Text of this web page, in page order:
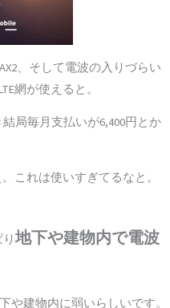
、そして電波の入りづらい
網が使えると。
局毎月支払いが6,400円 とか
これは使いすぎてるなと。
地下や建物内で電波
や建物内に弱いらしいです。